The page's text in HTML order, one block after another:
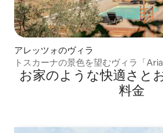
アレッツォのヴィラ
トスカーナの景色を望むヴィラ「
お家のような快⁠適⁠さ⁠と
料⁠金